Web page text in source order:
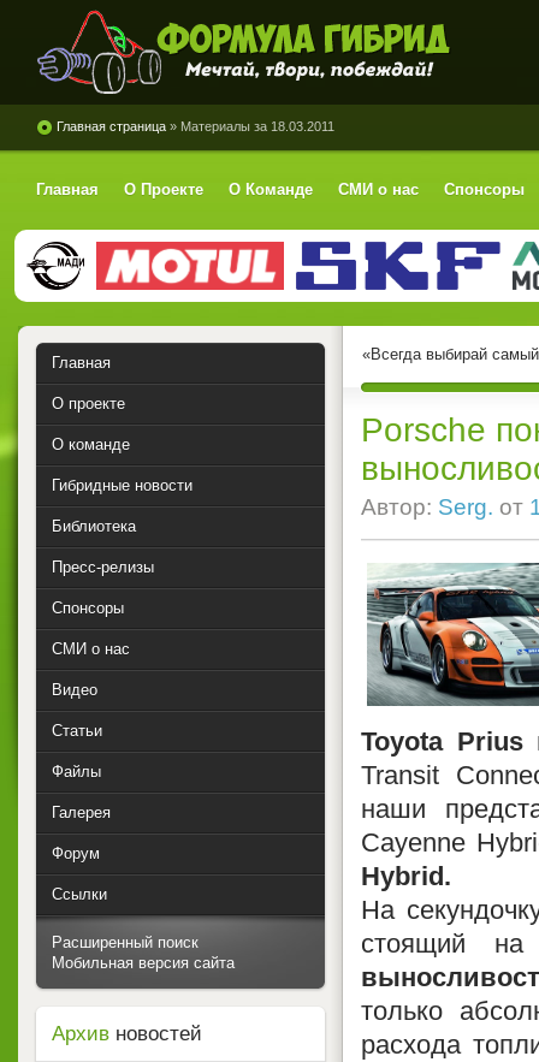
Формула Гибрид
Главная страница » Материалы за 18.03.2011
Главная О Проекте О Команде СМИ о нас Спонсоры
«Всегда выбирай
Porsche
Автор: Serg. от
Toyota Prius
Transit
наши
Cayenne
Hybrid.
На
стоящий
только
расхода
Главная
О проекте
О команде
Гибридные новости
Библиотека
Пресс-релизы
Спонсоры
СМИ о нас
Видео
Статьи
Файлы
Галерея
Форум
Ссылки
Расширенный поиск
Мобильная версия сайта
Архив новостей